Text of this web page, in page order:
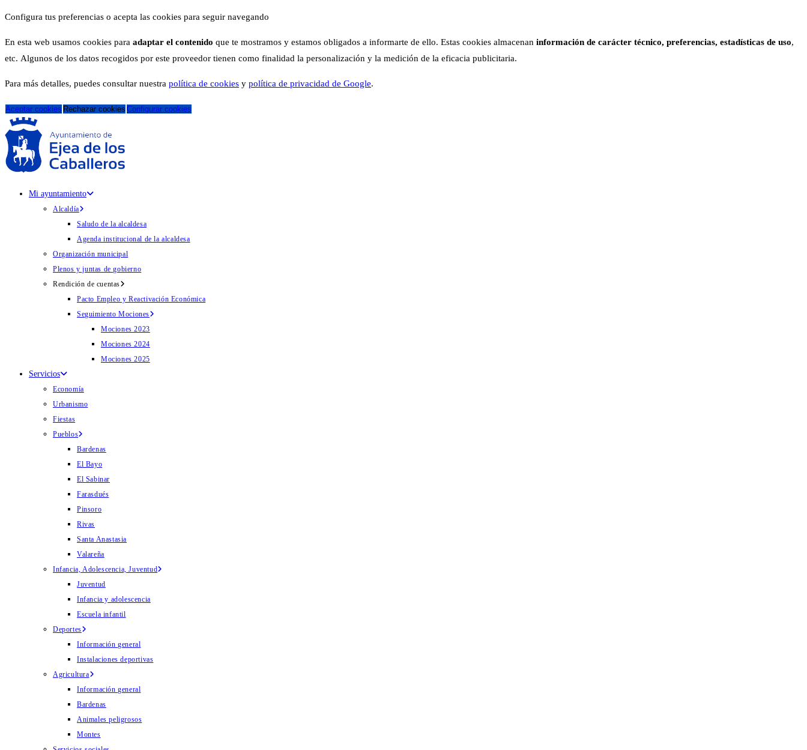
Configura tus preferencias o acepta las cookies para seguir navegando
En esta web usamos cookies para adaptar el contenido que te mostramos y estamos obligados a informarte de ello. Estas cookies almacenan información de carácter técnico, preferencias, estadísticas de uso,
etc. Algunos de los datos recogidos por este proveedor tienen como finalidad la personalización y la medición de la eficacia publicitaria.
Para más detalles, puedes consultar nuestra política de cookies y política de privacidad de Google.
Aceptar cookies Rechazar cookies Configurar cookies
Mi ayuntamiento
Alcaldía
Saludo de la alcaldesa
Agenda institucional de la alcaldesa
Organización municipal
Plenos y juntas de gobierno
Rendición de cuentas
Pacto Empleo y Reactivación Económica
Seguimiento Mociones
Mociones 2023
Mociones 2024
Mociones 2025
Servicios
Economía
Urbanismo
Fiestas
Pueblos
Bardenas
El Bayo
El Sabinar
Farasdués
Pinsoro
Rivas
Santa Anastasia
Valareña
Infancia, Adolescencia, Juventud
Juventud
Infancia y adolescencia
Escuela infantil
Deportes
Información general
Instalaciones deportivas
Agricultura
Información general
Bardenas
Animales peligrosos
Montes